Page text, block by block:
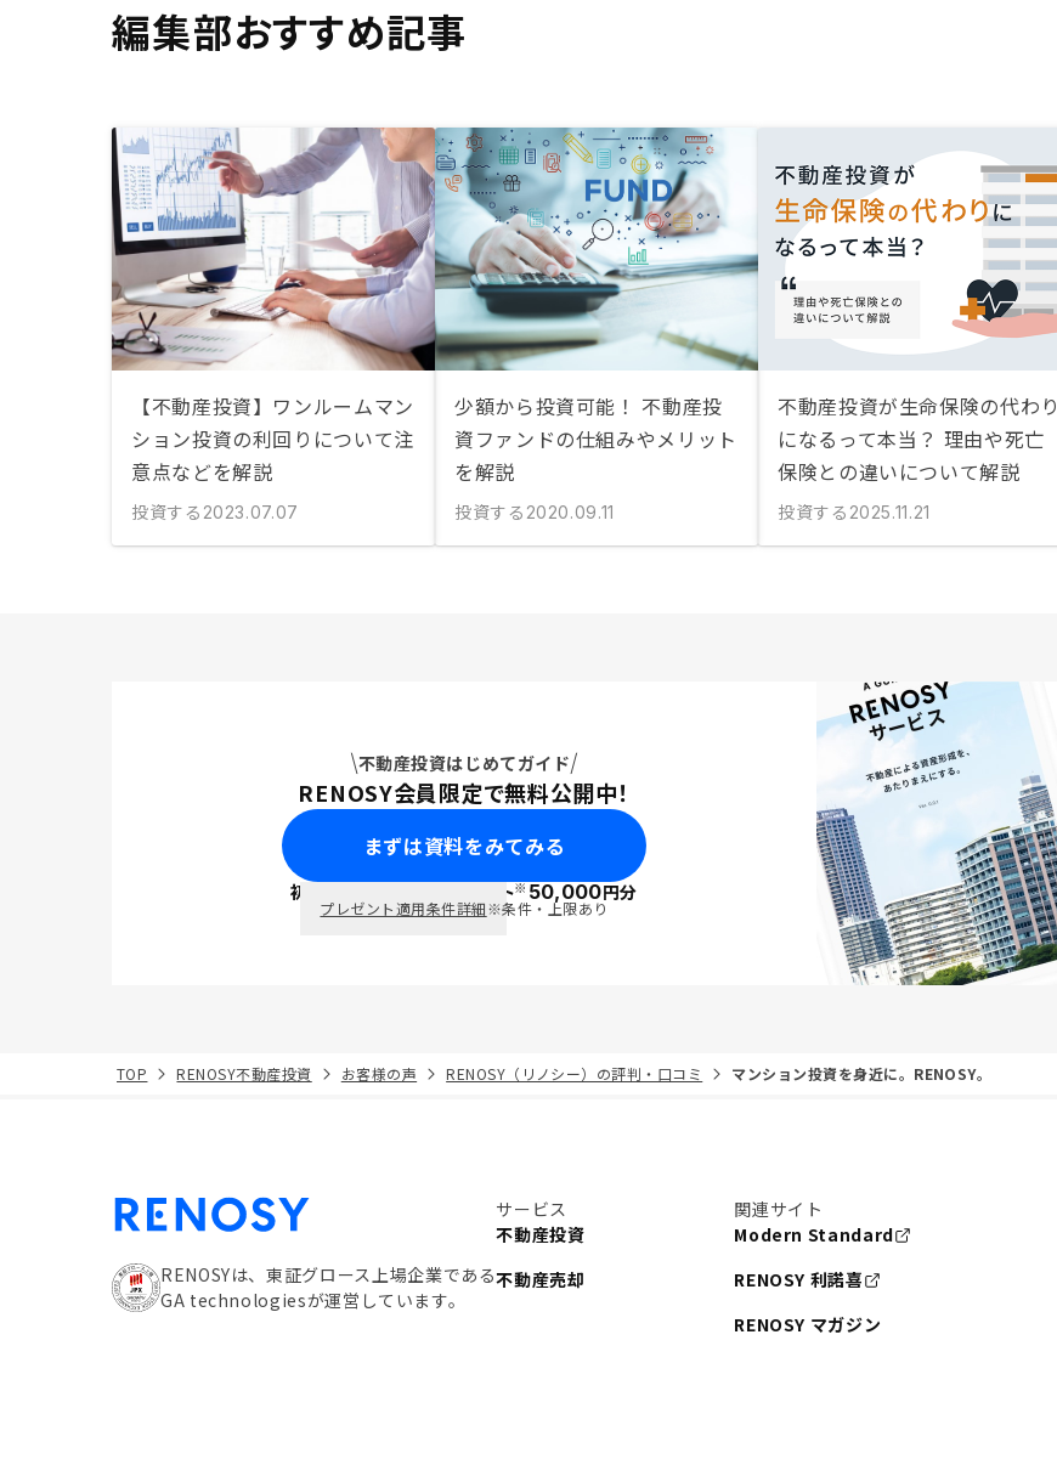
編集部おすすめ記事
【不動産投資】ワンルームマン
ション投資の利回りについて注
意点などを解説
投資する 2023.07.07
少額から投資可能！ 不動産投
資ファンドの仕組みやメリット
を解説
投資する 2020.09.11
不動産投資が生命保険の代わり
になるって本当？ 理由や死亡
保険との違いについて解説
投資する 2025.11.21
不動産投資はじめてガイド
RENOSY会員限定で無料公開中！
まずは資料をみてみる
初回面談で ポイント※50,000円分
プレゼント適用条件詳細※条件・上限あり
TOP RENOSY不動産投資 お客様の声 RENOSY（リノシー）の評判・口コミ マンション投資を身近に。RENOSY。
RENOSYは、東証グロース上場企業である
GA technologiesが運営しています。
サービス
不動産投資
不動産売却
関連サイト
Modern Standard
RENOSY 利諾喜
RENOSY マガジン